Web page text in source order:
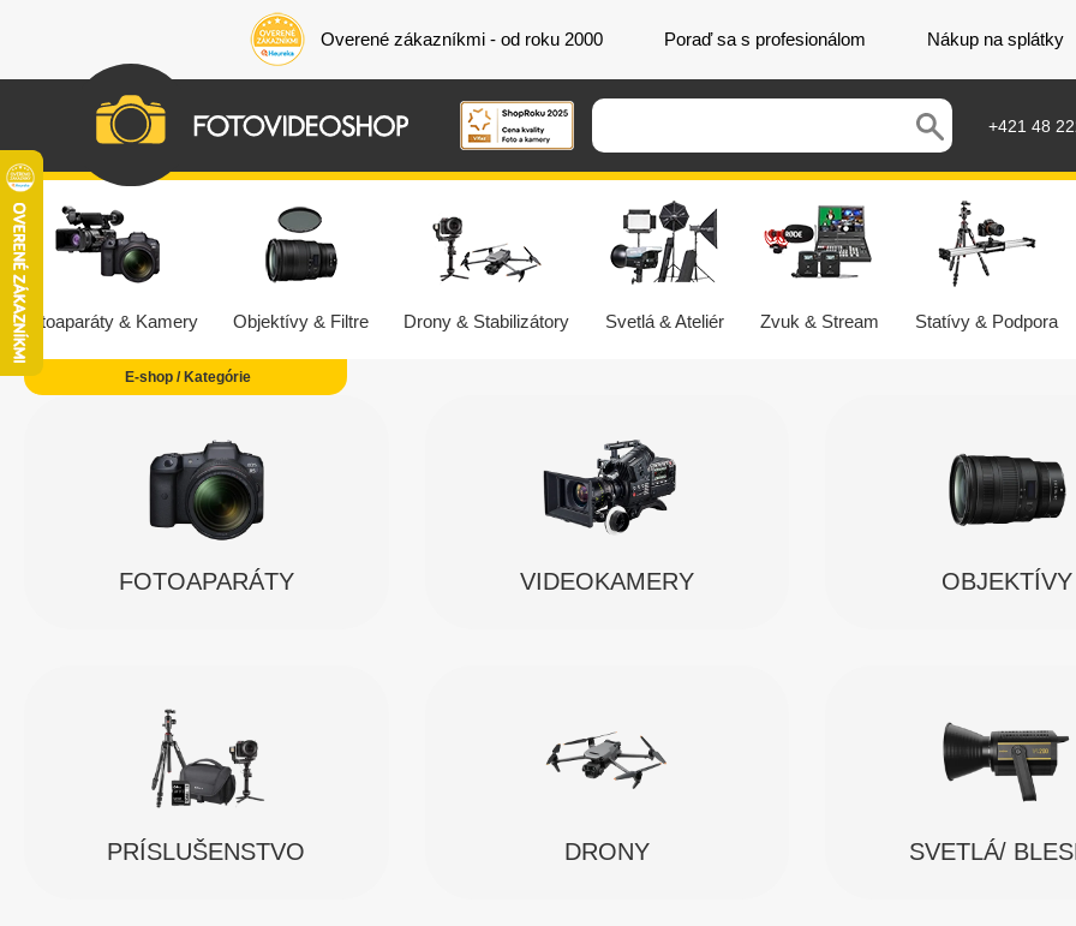
Overené zákazníkmi - od roku 2000 Poraď sa s profesionálom Nákup na splátky
+421 48
Fotoaparáty & Kamery Objektívy & Filtre Drony & Stabilizátory Svetlá & Ateliér Zvuk & Stream Statívy & Podpora
FOTOAPARÁTY VIDEOKAMERY OBJEKTÍVY
PRÍSLUŠENSTVO DRONY SVETLÁ/
E-shop / Kategórie